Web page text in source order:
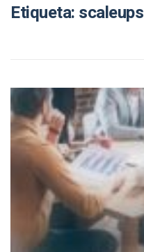
Etiqueta: scaleups